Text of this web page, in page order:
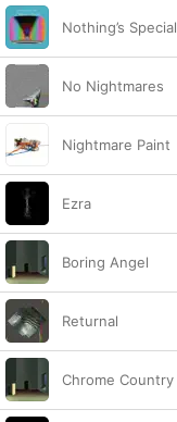
Nothing’s Special
No Nightmares
Nightmare Paint
Ezra
Boring Angel
Returnal
Chrome Country